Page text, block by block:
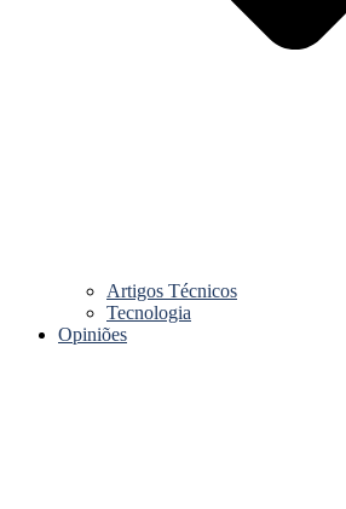
Artigos Técnicos
Tecnologia
Opiniões